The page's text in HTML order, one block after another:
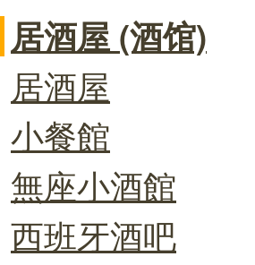
居酒屋 (酒馆)
居酒屋
小餐館
無座小酒館
西班牙酒吧